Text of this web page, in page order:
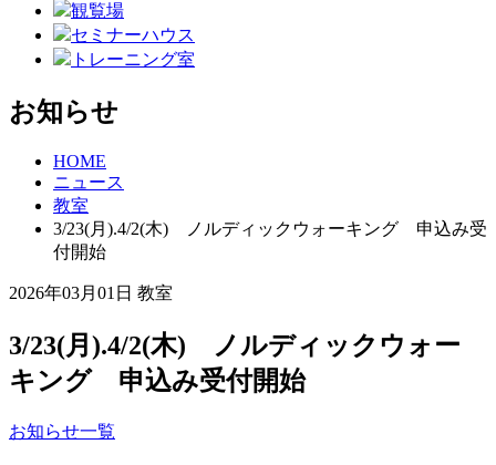
観覧場
セミナーハウス
トレーニング室
お知らせ
HOME
ニュース
教室
3/23(月).4/2(木) ノルディックウォーキング 申込み受
付開始
2026年03月01日 教室
3/23(月).4/2(木) ノルディックウォー
キング 申込み受付開始
お知らせ一覧